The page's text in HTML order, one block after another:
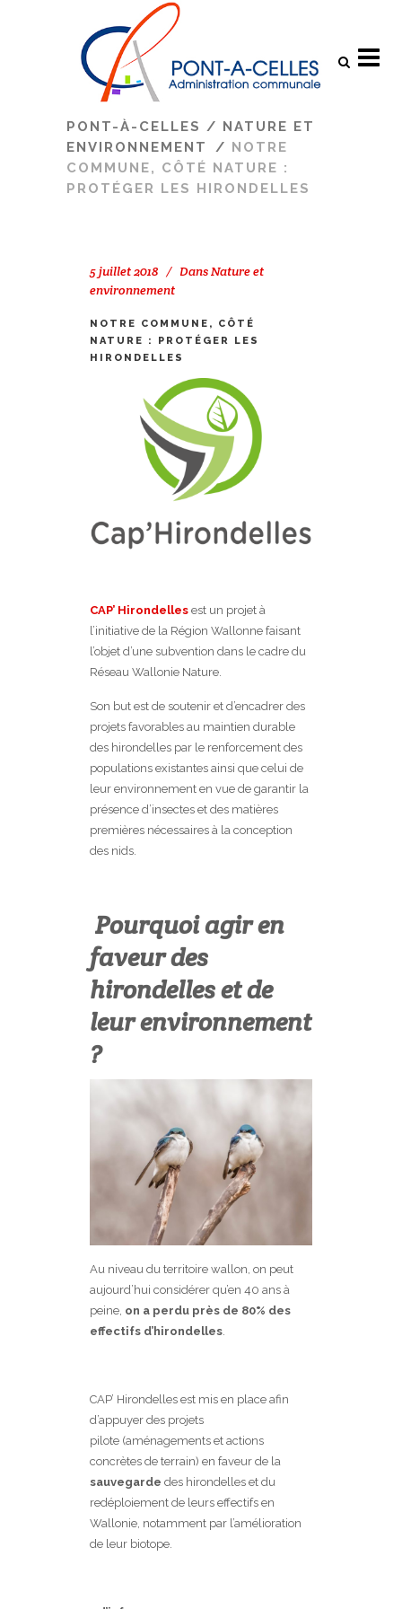
PONT-À-CELLES / NATURE ET
ENVIRONNEMENT
/ NOTRE
COMMUNE, CÔTÉ NATURE :
PROTÉGER LES HIRONDELLES
5 juillet 2018 DansNature et
environnement
NOTRE COMMUNE, CÔTÉ
NATURE : PROTÉGER LES
HIRONDELLES
CAP’ Hirondelles est un projet à
l’initiative de la Région Wallonne faisant
l’objet d’une subvention dans le cadre du
Réseau Wallonie Nature.
Son but est de soutenir et d’encadrer des
projets favorables au maintien durable
des hirondelles par le renforcement des
populations existantes ainsi que celui de
leur environnement en vue de garantir la
présence d’insectes et des matières
premières nécessaires à la conception
des nids.
Pourquoi agir en
faveur des
hirondelles et de
leur environnement
?
Au niveau du territoire wallon, on peut
aujourd’hui considérer qu’en 40 ans à
peine, on a perdu près de 80% des
effectifs d’hirondelles
CAP’ Hirondelles est mis en place afin
d’appuyer des projets
pilote (aménagements et actions
concrètes de terrain) en faveur de la
sauvegarde des hirondelles et du
redéploiement de leurs effectifs en
Wallonie, notamment par l’amélioration
de leur biotope.